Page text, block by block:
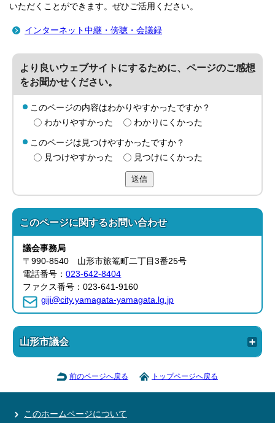
いただくことができます。ぜひご活用ください。
インターネット中継・傍聴・会議録
より良いウェブサイトにするために、ページのご感想
をお聞かせください。
このページの内容はわかりやすかったですか？
わかりやすかった
わかりにくかった
このページは見つけやすかったですか？
見つけやすかった
見つけにくかった
送信
このページに関するお問い合わせ
議会事務局
〒990-8540 山形市旅篭町二丁目3番25号
電話番号：023-642-8404
ファクス番号：023-641-9160
giji@city.yamagata-yamagata.lg.jp
山形市議会
前のページへ戻る トップページへ戻る
このホームページについて